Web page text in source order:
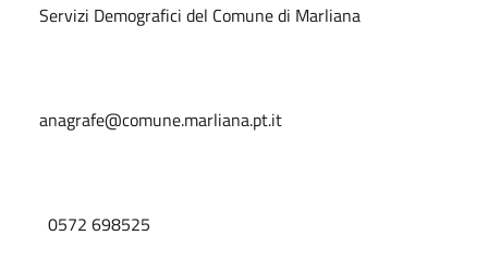
Servizi Demografici del Comune di Marliana
anagrafe@comune.marliana.pt.it
0572 698525